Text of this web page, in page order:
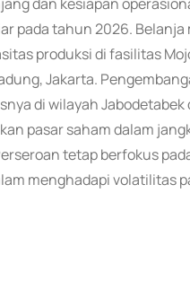
pada tahun 2026.
produksi di fasilitas
Jakarta.
di wilayah Jabodetabek
pasar saham dalam
tetap berfokus
menghadapi volatilitas